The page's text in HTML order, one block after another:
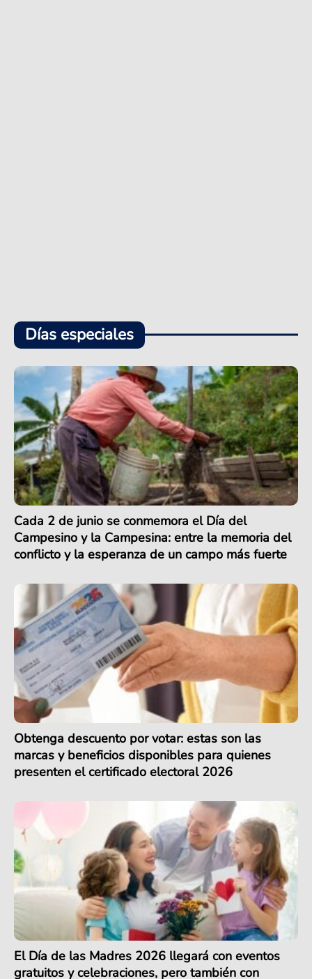
Días especiales
Cada 2 de junio se conmemora el Día del
Campesino y la Campesina: entre la memoria del
conflicto y la esperanza de un campo más fuerte
Obtenga descuento por votar: estas son las
marcas y beneficios disponibles para quienes
presenten el certificado electoral 2026
El Día de las Madres 2026 llegará con eventos
gratuitos y celebraciones, pero también con